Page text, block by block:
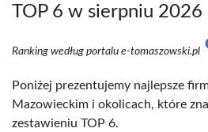
TOP 6 w sierpniu 2026
Ranking według portalu e-tomaszowski.pl
Poniżej prezentujemy najlepsze
Mazowieckim i okolicach, które
zestawieniu TOP 6.